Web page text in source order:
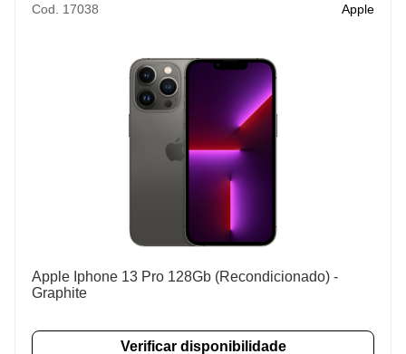
Cod. 17038 Apple
Apple Iphone 13 Pro 128Gb (Recondicionado) -
Graphite
Verificar disponibilidade